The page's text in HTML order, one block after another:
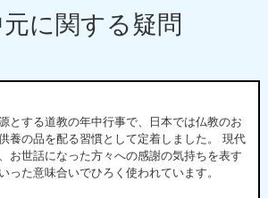
に関する疑問
とする道教の年中行事で、日本では仏教のお
養の品を配る習慣として定着しました。 現代
お世話になった方々への感謝の気持ちを表す
った意味合いでひろく使われています。